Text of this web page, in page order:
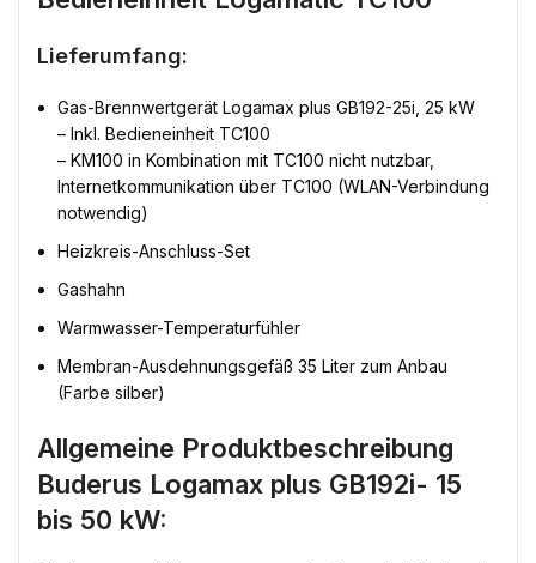
Lieferumfang:
Gas-Brennwertgerät Logamax plus GB192-25i, 25 kW
– Inkl. Bedieneinheit TC100
– KM100 in Kombination mit TC100 nicht nutzbar,
Internetkommunikation über TC100 (WLAN-Verbindung
notwendig)
Heizkreis-Anschluss-Set
Gashahn
Warmwasser-Temperaturfühler
Membran-Ausdehnungsgefäß 35 Liter zum Anbau
(Farbe silber)
Allgemeine Produktbeschreibung
Buderus Logamax plus GB192i- 15
bis 50 kW: